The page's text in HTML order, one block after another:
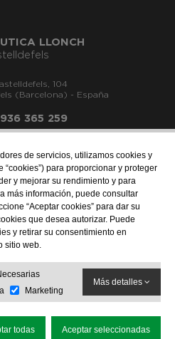
de servicios, utilizamos cookies y
para proporcionar y proteger
y mejorar su rendimiento y para
más información, puede consultar
“Aceptar cookies” para dar su
que desea autorizar. Puede
y retirar su consentimiento en
sitio web.
Marketing
Más detalles
todas Aceptar seleccionadas
LLONCH
104
(Barcelona) - España
365 259
DE DATOS POLÍTICA DE COOKIES